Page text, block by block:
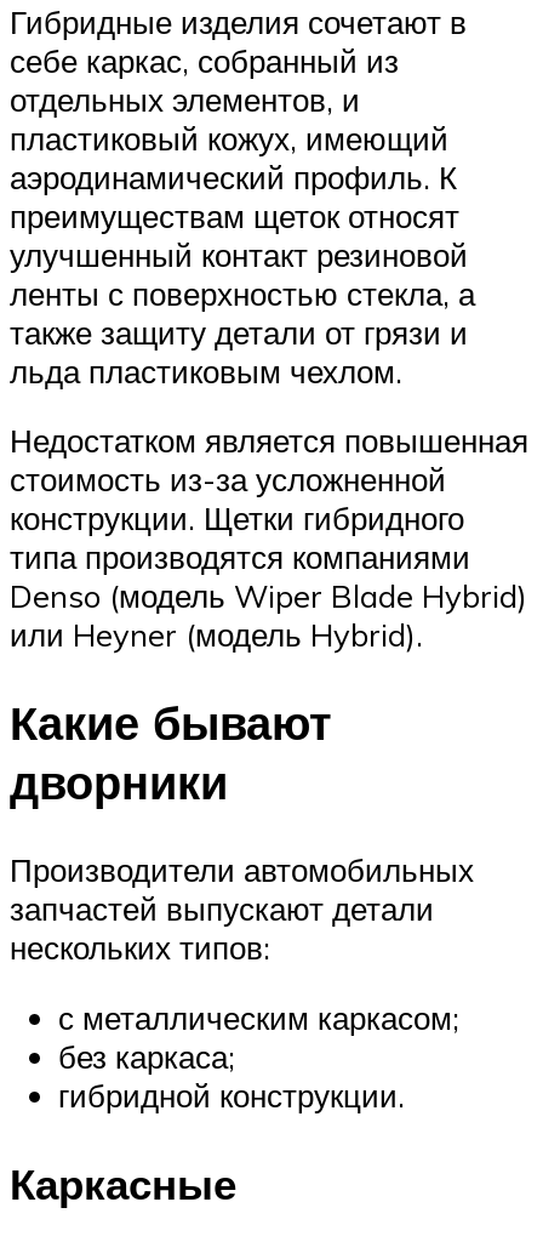
Гибридные изделия сочетают в
себе каркас, собранный из
отдельных элементов, и
пластиковый кожух, имеющий
аэродинамический профиль. К
преимуществам щеток относят
улучшенный контакт резиновой
ленты с поверхностью стекла, а
также защиту детали от грязи и
льда пластиковым чехлом.
Недостатком является повышенная
стоимость из-за усложненной
конструкции. Щетки гибридного
типа производятся компаниями
Denso (модель Wiper Blade Hybrid)
или Heyner (модель Hybrid).
Какие бывают
дворники
Производители автомобильных
запчастей выпускают детали
нескольких типов:
с металлическим каркасом;
без каркаса;
гибридной конструкции.
Каркасные